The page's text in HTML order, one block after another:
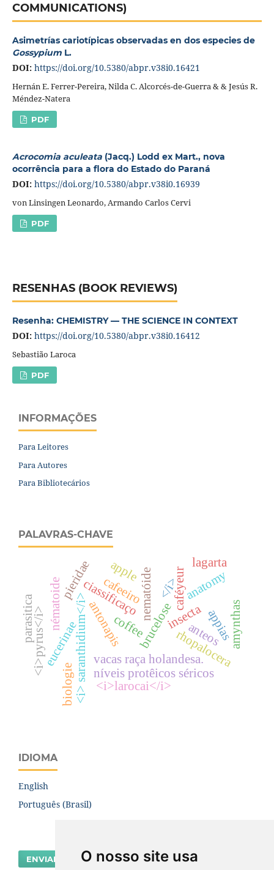
O nosso site usa
COMMUNICATIONS)
Asimetrías cariotípicas observadas en dos especies de
GossypiumL.
DOI: https://doi.org/10.5380/abpr.v38i0.16421
Hernán E. Ferrer-Pereira, Nilda C. Alcorcés-de-Guerra & & Jesús R.
Méndez-Natera
PDF
Acrocomia aculeata (Jacq.) Lodd ex Mart., nova
ocorrência para a flora do Estado do Paraná
DOI: https://doi.org/10.5380/abpr.v38i0.16939
von Linsingen Leonardo, Armando Carlos Cervi
PDF
RESENHAS (BOOK REVIEWS)
Resenha: CHEMISTRY — THE SCIENCE IN CONTEXT
DOI: https://doi.org/10.5380/abpr.v38i0.16412
Sebastião Laroca
PDF
INFORMAÇÕES
Para Leitores
Para Autores
Para Bibliotecários
PALAVRAS-CHAVE
antonapis
nematóide
<i> saranthidium</i>ciassificaço
brucelose
níveis protêicos séricos
vacas raça holandesa.
insecta
biologie
cafeeiro
eucerinae coffee
nématoide caféyeur
rhopalocera
pieridae
anteos
</i>
appias
anatomy
apple
<i>pyrus</i>
parasitica amynthas
<i>larocai</i>
lagarta
IDIOMA
English
Português (Brasil)
ENVIAR SUBMISSÃO